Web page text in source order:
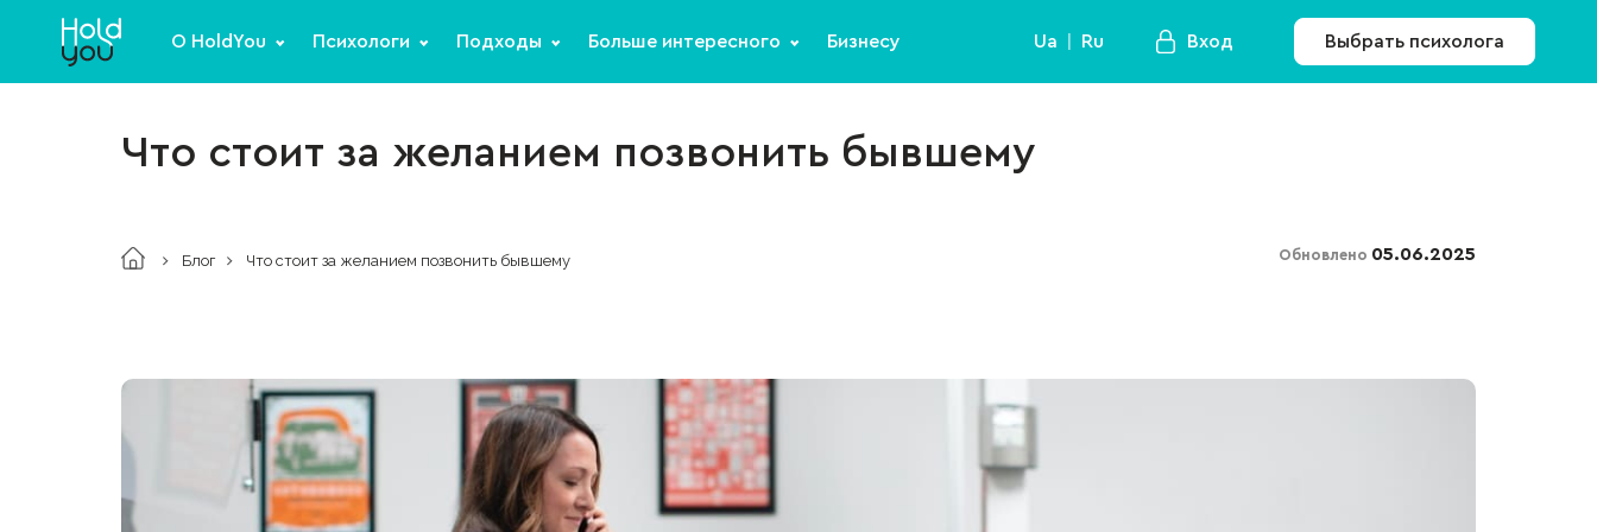
О HoldYou Психологи Подходы Больше интересного Бизнесу Ua Ru Вход Выбрать психолога
Что стоит за желанием позвонить бывшему
Блог Что стоит за желанием позвонить бывшему Обновлено 05.06.2025